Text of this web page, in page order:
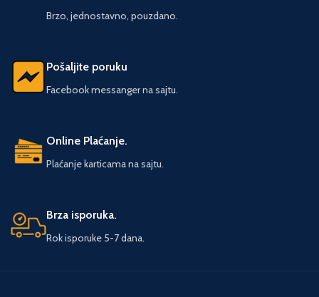
da li će biti brži od ubice, saznajte
Šerlok Holms, Artur Konan Dojl Mek
povez
neustrašivi hajduk Veljko Petrović,
Brzo, jednostavno, pouzdano.
Pošaljite poruku
Facebook messanger na sajtu.
Online Plaćanje.
Plaćanje karticama na sajtu.
Brza isporuka.
Rok isporuke 5-7 dana.